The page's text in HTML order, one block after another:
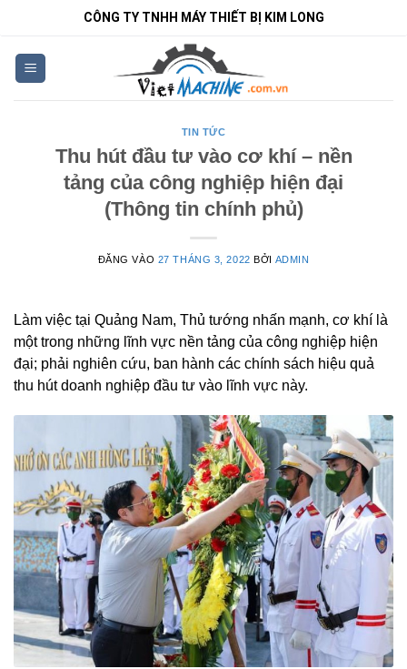
nội
dung
CÔNG TY TNHH MÁY THIẾT BỊ KIM LONG
TIN TỨC
Thu hút đầu tư vào cơ khí – nền
tảng của công nghiệp hiện đại
(Thông tin chính phủ)
ĐĂNG VÀO 27 THÁNG 3, 2022 BỞI ADMIN
Làm việc tại Quảng Nam, Thủ tướng nhấn mạnh, cơ khí là
một trong những lĩnh vực nền tảng của công nghiệp hiện
đại; phải nghiên cứu, ban hành các chính sách hiệu quả
thu hút doanh nghiệp đầu tư vào lĩnh vực này.